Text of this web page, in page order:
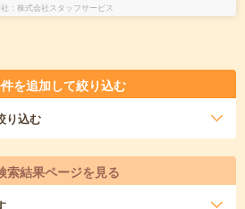
株式会社スタッフサービス
を追加して絞り込む
り込む
索結果ページを見る